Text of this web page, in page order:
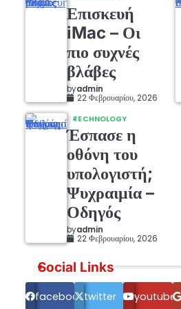
Επισκευή
iMac – Οι
πιο συχνές
βλάβες
byadmin
22 Φεβρουαρίου, 2026
TECHNOLOGY
Έσπασε η
οθόνη του
υπολογιστή;
Ψυχραιμία –
Οδηγός
byadmin
22 Φεβρουαρίου, 2026
Social Links
facebook.com
twitter youtube